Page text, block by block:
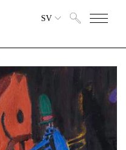
SV